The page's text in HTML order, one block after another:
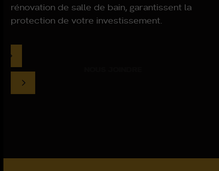
rénovation de salle de bain, garantissent la
protection de votre investissement.